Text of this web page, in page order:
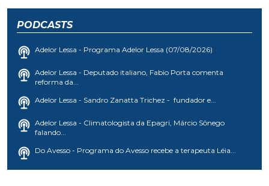
PODCASTS
Adelor Lessa - Programa Adelor Lessa (07/08/2026)
Adelor Lessa - Deputado italiano, Fabio Porta comenta
reforma da...
Adelor Lessa - Sandro Zanatta Trichez - fundador e...
Adelor Lessa - Climatologista da Epagri, Márcio Sônego
falando...
Do Avesso - Programa do Avesso recebe a terapeuta Léia...